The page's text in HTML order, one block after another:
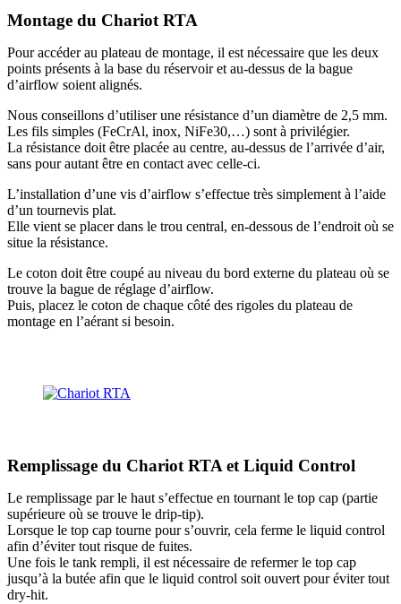
Montage du Chariot RTA
Pour accéder au plateau de montage, il est nécessaire que les deux
points présents à la base du réservoir et au-dessus de la bague
d’airflow soient alignés.
Nous conseillons d’utiliser une résistance d’un diamètre de 2,5 mm.
Les fils simples (FeCrAl, inox, NiFe30,…) sont à privilégier.
La résistance doit être placée au centre, au-dessus de l’arrivée d’air,
sans pour autant être en contact avec celle-ci.
L’installation d’une vis d’airflow s’effectue très simplement à l’aide
d’un tournevis plat.
Elle vient se placer dans le trou central, en-dessous de l’endroit où se
situe la résistance.
Le coton doit être coupé au niveau du bord externe du plateau où se
trouve la bague de réglage d’airflow.
Puis, placez le coton de chaque côté des rigoles du plateau de
montage en l’aérant si besoin.
Remplissage du Chariot RTA et Liquid Control
Le remplissage par le haut s’effectue en tournant le top cap (partie
supérieure où se trouve le drip-tip).
Lorsque le top cap tourne pour s’ouvrir, cela ferme le liquid control
afin d’éviter tout risque de fuites.
Une fois le tank rempli, il est nécessaire de refermer le top cap
jusqu’à la butée afin que le liquid control soit ouvert pour éviter tout
dry-hit.